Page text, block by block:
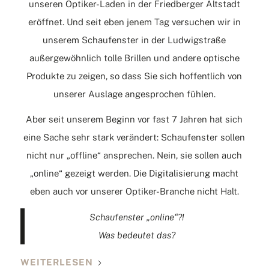
unseren Optiker-Laden in der Friedberger Altstadt
eröffnet. Und seit eben jenem Tag versuchen wir in
unserem Schaufenster in der Ludwigstraße
außergewöhnlich tolle Brillen und andere optische
Produkte zu zeigen, so dass Sie sich hoffentlich von
unserer Auslage angesprochen fühlen.
Aber seit unserem Beginn vor fast 7 Jahren hat sich
eine Sache sehr stark verändert: Schaufenster sollen
nicht nur „offline“ ansprechen. Nein, sie sollen auch
„online“ gezeigt werden. Die Digitalisierung macht
eben auch vor unserer Optiker-Branche nicht Halt.
Schaufenster „online“?!
Was bedeutet das?
WEITERLESEN